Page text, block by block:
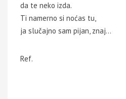
da te neko izda.
Ti namerno si noćas tu,
ja slučajno sam pijan, znaj…
Ref.